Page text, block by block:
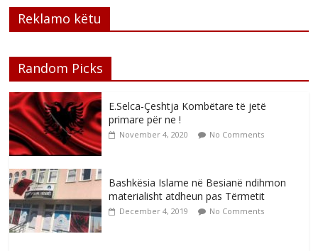
Reklamo këtu
Random Picks
E.Selca-Çeshtja Kombëtare të jetë
primare për ne !
November 4, 2020 No Comments
Bashkësia Islame në Besianë ndihmon
materialisht atdheun pas Tërmetit
December 4, 2019 No Comments